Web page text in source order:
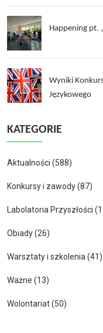
Happening pt.
Wyniki
Językowego
KATEGORIE
Aktualności (588)
Konkursy i zawody(87)
Labolatoria Przyszłości
Obiady(26)
Warsztaty i szkolenia (41)
Ważne (13)
Wolontariat(50)